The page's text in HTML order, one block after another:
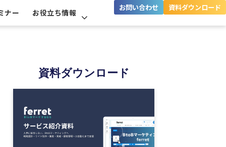
ナー お役立ち情報
お問い合わせ 資料ダウンロード
資料ダウンロード